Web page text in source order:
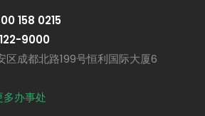
158 0215
9000
区成都北路199号恒利国际大厦6
办事处